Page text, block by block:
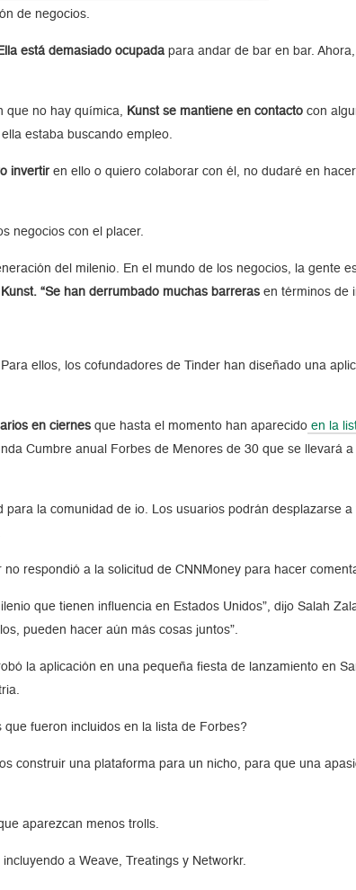
de negocios.
Ella está demasiado ocupada para andar de bar en bar.
no hay química, Kunst se mantiene en contacto con
estaba buscando empleo.
invertir en ello o quiero colaborar con él, no dudaré en
negocios con el placer.
del milenio. En el mundo de los negocios, la gente
“Se han derrumbado muchas barreras en términos de
ellos, los cofundadores de Tinder han diseñado una
en ciernes que hasta el momento han aparecido en la
Cumbre anual Forbes de Menores de 30 que se llevará a
la comunidad de io. Los usuarios podrán desplazarse
respondió a la solicitud de CNNMoney para hacer
que tienen influencia en Estados Unidos”, dijo Salah
pueden hacer aún más cosas juntos”.
la aplicación en una pequeña fiesta de lanzamiento en
fueron incluidos en la lista de Forbes?
construir una plataforma para un nicho, para que una
aparezcan menos trolls.
a Weave, Treatings y Networkr.